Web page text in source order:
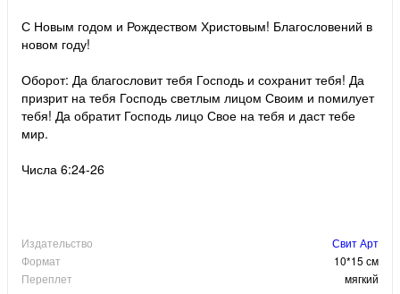
С Новым годом и Рождеством Христовым! Благословений в
новом году!
Оборот: Да благословит тебя Господь и сохранит тебя! Да
призрит на тебя Господь светлым лицом Своим и помилует
тебя! Да обратит Господь лицо Свое на тебя и даст тебе
мир.
Числа 6:24-26
Издательство
Свит Арт
Формат
10*15 см
Переплет
мягкий